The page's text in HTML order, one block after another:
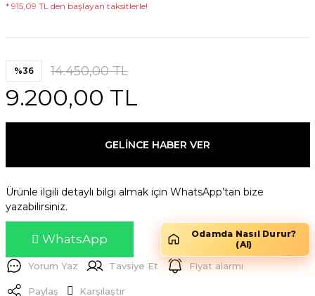
* 915,09 TL den başlayan taksitlerle!
%36 14.450,00 TL
9.200,00 TL
GELİNCE HABER VER
Ürünle ilgili detaylı bilgi almak için WhatsApp’tan bize
yazabilirsiniz.
WhatsApp
Odamda Nasıl Durur?
(AI)
Yorum Yaz Tavsiye Et Fiyat alarmı
Paylaş Karşılaştır